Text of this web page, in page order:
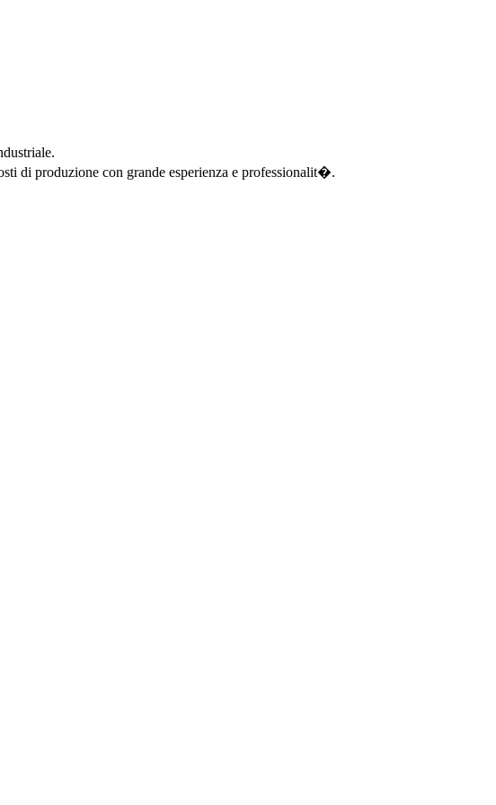
di produzione con grande esperienza e professionalit�.